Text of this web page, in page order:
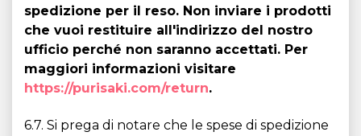
spedizione per il reso. Non inviare i prodotti
che vuoi restituire all'indirizzo del nostro
ufficio perché non saranno accettati. Per
maggiori informazioni visitare
https://purisaki.com/return.
6.7. Si prega di notare che le spese di spedizione